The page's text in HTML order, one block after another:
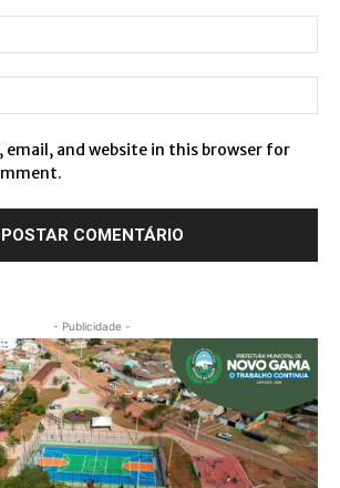
email, and website in this browser for
- Publicidade -